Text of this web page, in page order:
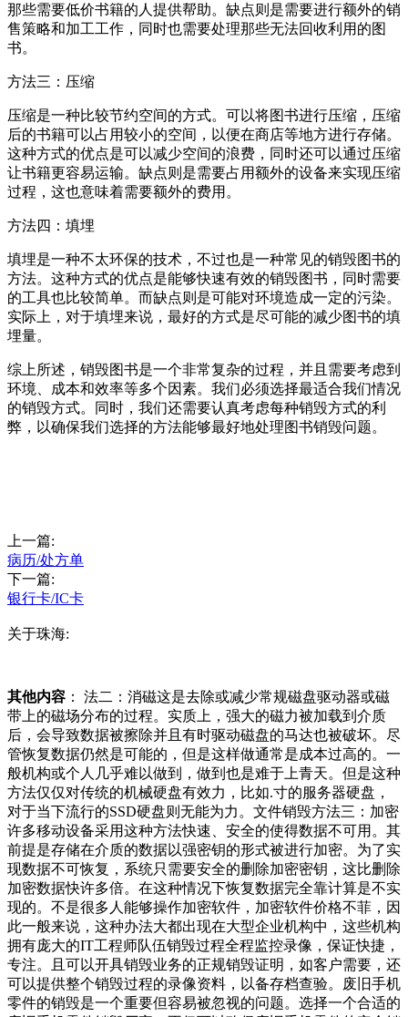
那些需要低价书籍的人提供帮助。缺点则是需要进行额外的销
售策略和加工工作，同时也需要处理那些无法回收利用的图
书。
方法三：压缩
压缩是一种比较节约空间的方式。可以将图书进行压缩，压缩
后的书籍可以占用较小的空间，以便在商店等地方进行存储。
这种方式的优点是可以减少空间的浪费，同时还可以通过压缩
让书籍更容易运输。缺点则是需要占用额外的设备来实现压缩
过程，这也意味着需要额外的费用。
方法四：填埋
填埋是一种不太环保的技术，不过也是一种常见的销毁图书的
方法。这种方式的优点是能够快速有效的销毁图书，同时需要
的工具也比较简单。而缺点则是可能对环境造成一定的污染。
实际上，对于填埋来说，最好的方式是尽可能的减少图书的填
埋量。
综上所述，销毁图书是一个非常复杂的过程，并且需要考虑到
环境、成本和效率等多个因素。我们必须选择最适合我们情况
的销毁方式。同时，我们还需要认真考虑每种销毁方式的利
弊，以确保我们选择的方法能够最好地处理图书销毁问题。
上一篇:
病历/处方单
下一篇:
银行卡/IC卡
关于珠海:
其他内容 ： 法二：消磁这是去除或减少常规磁盘驱动器或磁
带上的磁场分布的过程。实质上，强大的磁力被加载到介质
后，会导致数据被擦除并且有时驱动磁盘的马达也被破坏。尽
管恢复数据仍然是可能的，但是这样做通常是成本过高的。一
般机构或个人几乎难以做到，做到也是难于上青天。但是这种
方法仅仅对传统的机械硬盘有效力，比如.寸的服务器硬盘，
对于当下流行的SSD硬盘则无能为力。文件销毁方法三：加密
许多移动设备采用这种方法快速、安全的使得数据不可用。其
前提是存储在介质的数据以强密钥的形式被进行加密。为了实
现数据不可恢复，系统只需要安全的删除加密密钥，这比删除
加密数据快许多倍。在这种情况下恢复数据完全靠计算是不实
现的。不是很多人能够操作加密软件，加密软件价格不菲，因
此一般来说，这种办法大都出现在大型企业机构中，这些机构
拥有庞大的IT工程师队伍销毁过程全程监控录像，保证快捷，
专注。且可以开具销毁业务的正规销毁证明，如客户需要，还
可以提供整个销毁过程的录像资料，以备存档查验。废旧手机
零件的销毁是一个重要但容易被忽视的问题。选择一个合适的